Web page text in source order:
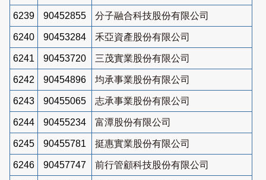
6239 90452855 分子融合科技股份有限公司
6240 90453284 禾亞資產股份有限公司
6241 90453720 三茂實業股份有限公司
6242 90454896 均承事業股份有限公司
6243 90455065 志承事業股份有限公司
6244 90455234 富潭股份有限公司
6245 90455781 挺惠實業股份有限公司
6246 90457747 前行管顧科技股份有限公司